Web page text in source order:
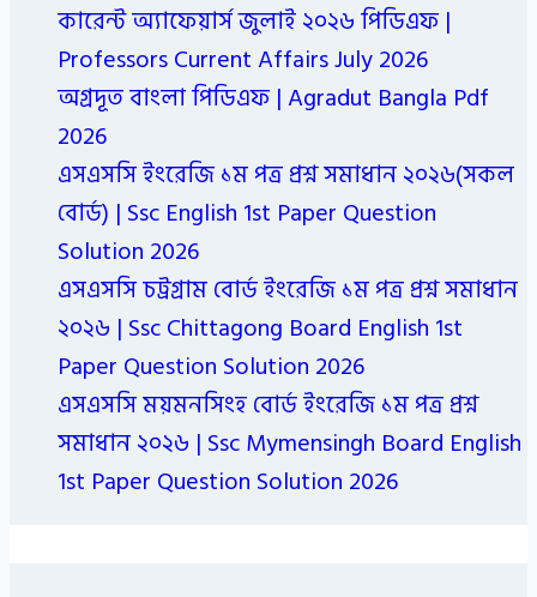
কারেন্ট অ্যাফেয়ার্স জুলাই ২০২৬ পিডিএফ |
Professors Current Affairs July 2026
অগ্রদূত বাংলা পিডিএফ | Agradut Bangla Pdf
2026
এসএসসি ইংরেজি ১ম পত্র প্রশ্ন সমাধান ২০২৬(সকল
বোর্ড) | Ssc English 1st Paper Question
Solution 2026
এসএসসি চট্রগ্রাম বোর্ড ইংরেজি ১ম পত্র প্রশ্ন সমাধান
২০২৬ | Ssc Chittagong Board English 1st
Paper Question Solution 2026
এসএসসি ময়মনসিংহ বোর্ড ইংরেজি ১ম পত্র প্রশ্ন
সমাধান ২০২৬ | Ssc Mymensingh Board English
1st Paper Question Solution 2026